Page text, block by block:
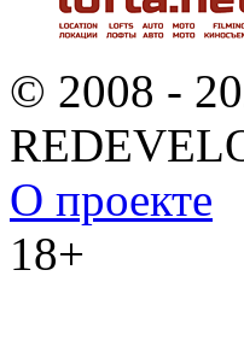
© 2008 -
О проекте
18+